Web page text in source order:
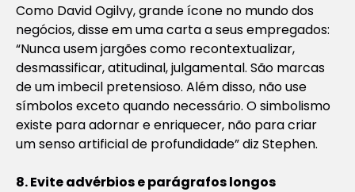
Como David Ogilvy, grande ícone no mundo dos
negócios, disse em uma carta a seus empregados:
“Nunca usem jargões como recontextualizar,
desmassificar, atitudinal, julgamental. São marcas
de um imbecil pretensioso. Além disso, não use
símbolos exceto quando necessário. O simbolismo
existe para adornar e enriquecer, não para criar
um senso artificial de profundidade” diz Stephen.
8. Evite advérbios e parágrafos longos